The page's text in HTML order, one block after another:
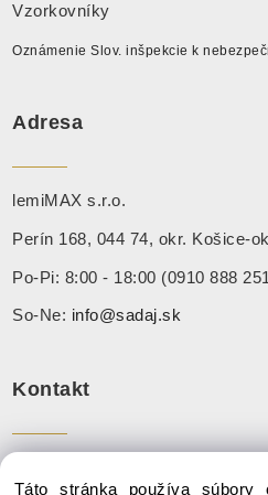
Vzorkovníky
Oznámenie Slov. inšpekcie k
Adresa
lemiMAX s.r.o.
Perín 168, 044 74, okr. Košice-
Po-Pi: 8:00 - 18:00 (0910 888
So-Ne: info@sadaj.sk
Kontakt
Táto stránka používa súbory